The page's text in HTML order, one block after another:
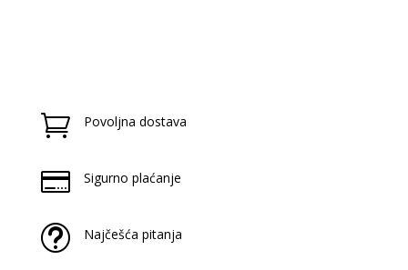
 Povoljna dostava
 Sigurno plaćanje
t Najčešća pitanja